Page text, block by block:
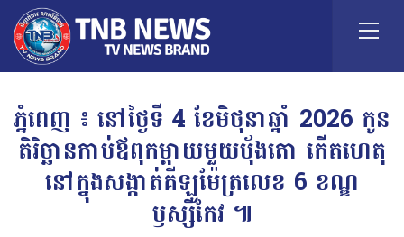
ភ្នំពេញ ៖ នៅថ្ងៃទី 4 ខែមិថុនាឆ្នាំ 2026 កូន
តិរិច្ឆានកាប់ឪពុកម្ដាយមួយបុ័ងតោ កើតហេតុ
នៅក្នុងសង្កាត់គីឡូម៉ែត្រលេខ 6 ខណ្ឌ
ឫស្សីកែវ ៕